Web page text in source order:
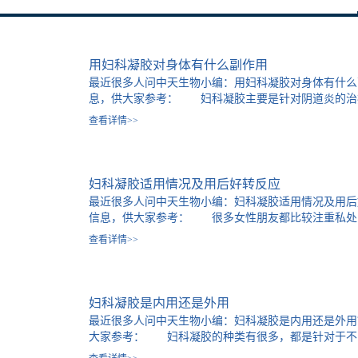
用妇科凝胶对身体有什么副作用
最近很多人问中天生物小编：用妇科凝胶对身体有什
息，供大家参考： 妇科凝胶主要是针对阴道炎的治
清洁，月经期间禁止性生活，减少患妇科炎症的几
供，如欲了解更多相关信息可关中天生物订阅号。也
(www.xazhongtian.com)。
查看详情>>
妇科凝胶适用情况及用后好转反应
最近很多人问中天生物小编：妇科凝胶适用情况及用
信息，供大家参考： 很多女性朋友都比较注重私处
与微生态代谢产物的完美结合，强效杀菌，快速止
毒，可在5min之内快速杀死90%的致病菌，更高效
抗生素长期使用产生抗药性、耐药性，提高治愈率
能力：保护正常的阴道菌群不被破坏，可在治愈后
查看详情>>
妇科凝胶是内用还是外用
最近很多人问中天生物小编：妇科凝胶是内用还是外
大家参考： 妇科凝胶的种类有很多，都是针对于不